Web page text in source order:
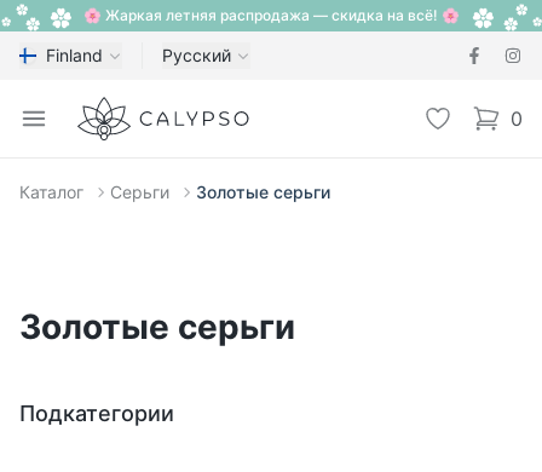
🌸 Жаркая летняя распродажа — скидка на всё! 🌸
Finland Русский
Open menu
Calypso Избранное
0
items
Каталог Серьги Золотые серьги
Золотые серьги
Подкатегории